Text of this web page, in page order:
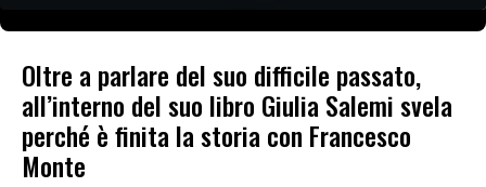
Oltre a parlare del suo difficile passato,
all’interno del suo libro Giulia Salemi svela
perché è finita la storia con Francesco
Monte